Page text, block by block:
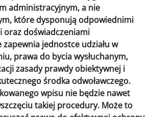
administracyjnym, a nie
które dysponują odpowiednimi
oraz doświadczeniami
zapewnia jednostce udziału w
prawa do bycia wysłuchanym,
zasady prawdy obiektywnej i
środka odwoławczego.
wpisu nie będzie nawet
takiej procedury. Może to